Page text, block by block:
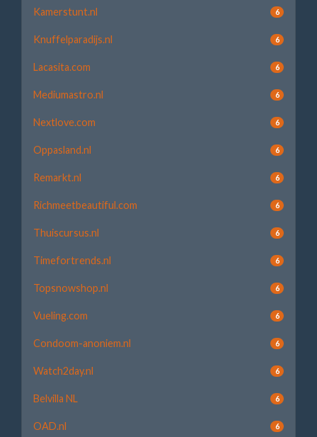
Kamerstunt.nl 6
Knuffelparadijs.nl 6
Lacasita.com 6
Mediumastro.nl 6
Nextlove.com 6
Oppasland.nl 6
Remarkt.nl 6
Richmeetbeautiful.com 6
Thuiscursus.nl 6
Timefortrends.nl 6
Topsnowshop.nl 6
Vueling.com 6
Condoom-anoniem.nl 6
Watch2day.nl 6
Belvilla NL 6
OAD.nl 6